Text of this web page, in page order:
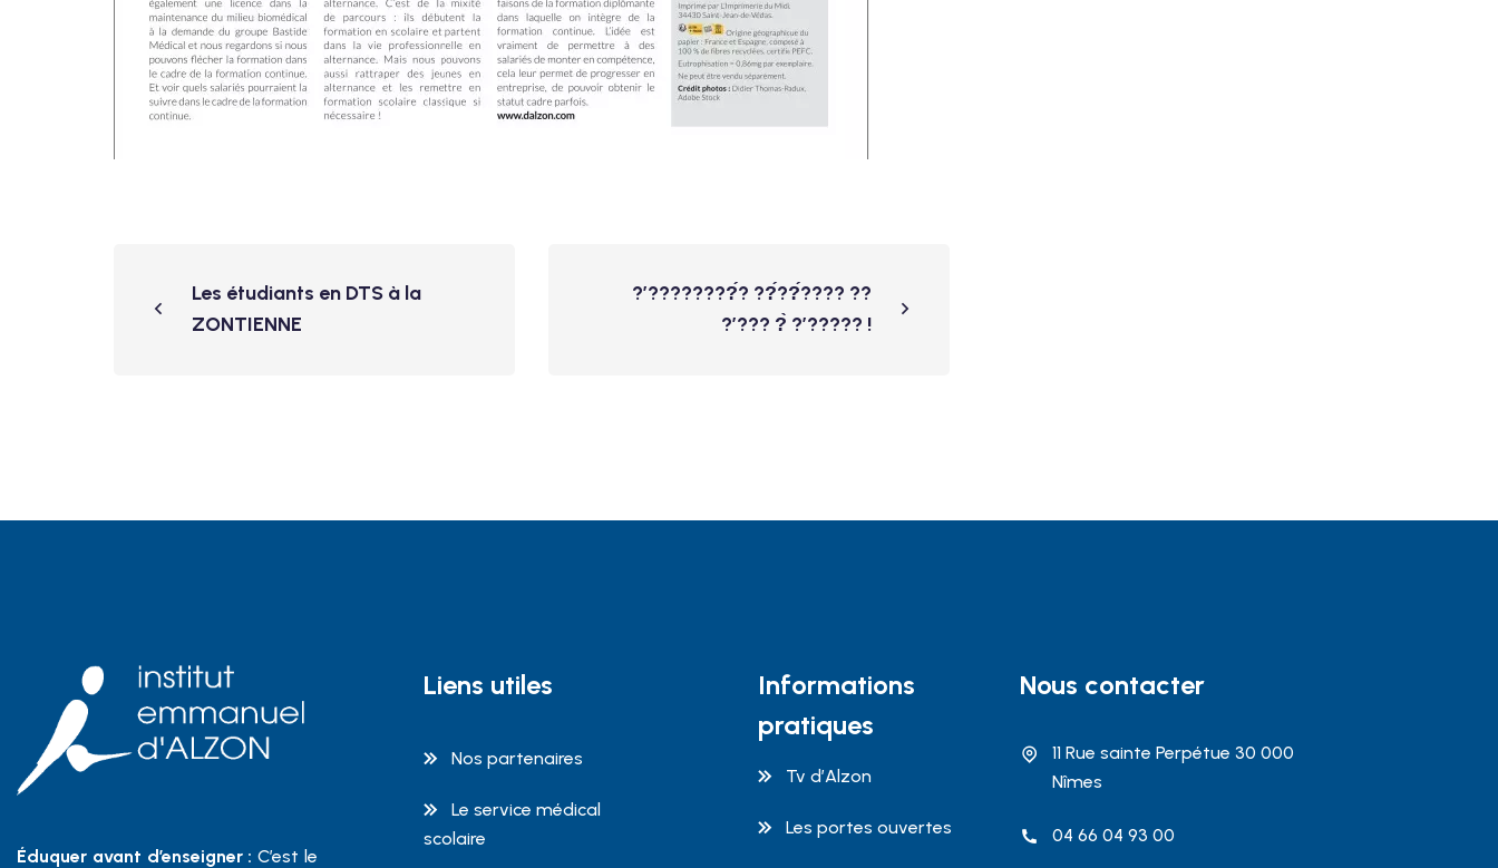
Les étudiants en DTS à la
ZONTIENNE
?’????????́? ??́??́???? ??
?’??? ?̀ ?’????? !
Éduquer avant d’enseigner : C’est le
Liens utiles
Nos partenaires
Le service médical
scolaire
Informations
pratiques
Tv d’Alzon
Les portes ouvertes
Nous contacter
11 Rue sainte Perpétue 30 000
Nîmes
04 66 04 93 00